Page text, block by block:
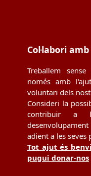
Col·labori amb
Treballem
només amb
voluntari dels
Consideri la
contribuir a
adient a les seves
Tot ajut és
pugui donar-nos